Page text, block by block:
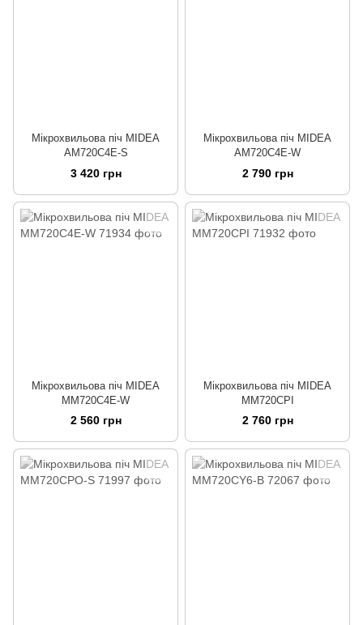
Мікрохвильова піч MIDEA
AM720C4E-S
3 420 грн
Мікрохвильова піч MIDEA
AM720C4E-W
2 790 грн
Мікрохвильова піч MIDEA
MM720C4E-W
2 560 грн
Мікрохвильова піч MIDEA
MM720CPI
2 760 грн